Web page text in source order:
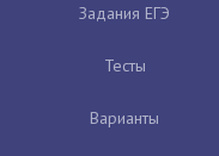
Задания ЕГЭ
Тесты
Варианты